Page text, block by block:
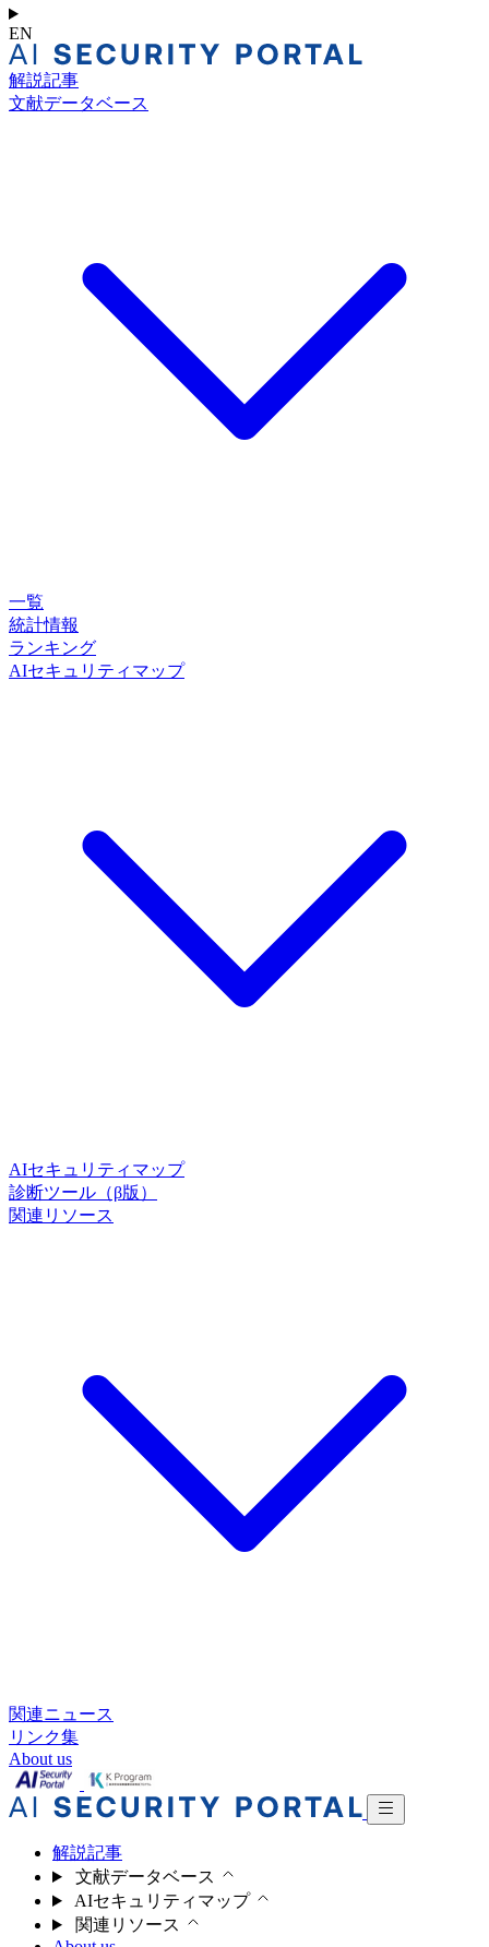
EN
解説記事
文献データベース
一覧
統計情報
ランキング
AIセキュリティマップ
AIセキュリティマップ
診断ツール（β版）
関連リソース
関連ニュース
リンク集
About us
解説記事
文献データベース
AIセキュリティマップ
関連リソース